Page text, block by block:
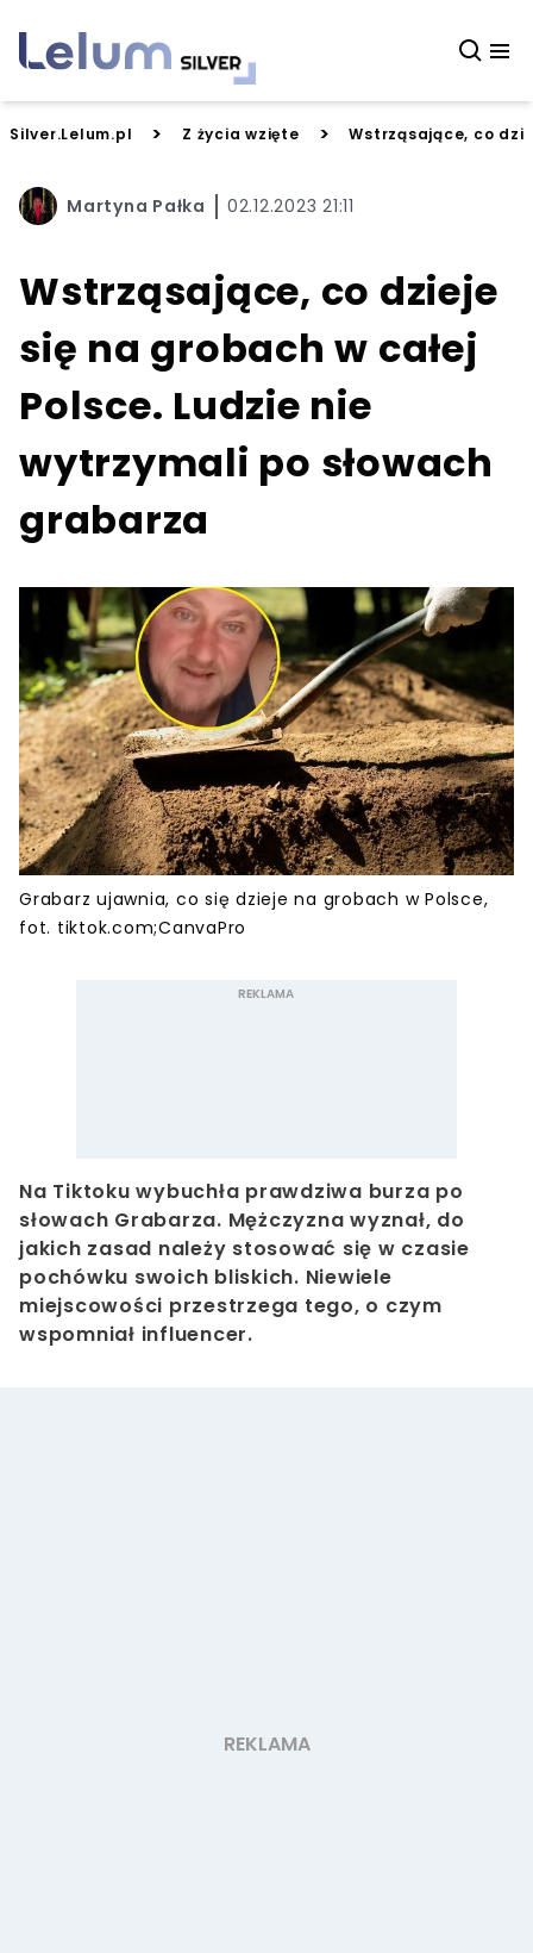
Silver.Lelum.pl > Z życia wzięte > Wstrząsające, co
Martyna Pałka 02.12.2023 21:11
Wstrząsające, co dzieje
się na grobach w całej
Polsce. Ludzie nie
wytrzymali po słowach
grabarza
Grabarz ujawnia, co się dzieje na grobach w Polsce,
fot. tiktok.com;CanvaPro
Na Tiktoku wybuchła prawdziwa burza po
słowach Grabarza. Mężczyzna wyznał, do
jakich zasad należy stosować się w czasie
pochówku swoich bliskich. Niewiele
miejscowości przestrzega tego, o czym
wspomniał influencer.